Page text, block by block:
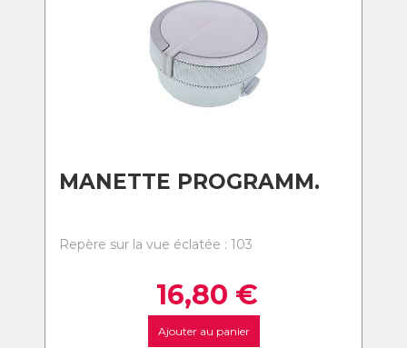
MANETTE PROGRAMM.
Repère sur la vue éclatée : 103
16,80 €
Ajouter au panier